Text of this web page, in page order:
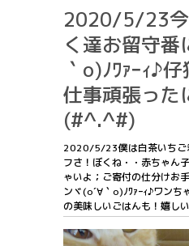
2020/5/23今
く達お留守番
｀o)ﾉﾜｧｰｨ♪
仕事頑張った
(#^.^#)
2020/5/23僕は白茶いちご
フさ！ぼくね・・赤ちゃん
ゃいよ；ご寄付の仕分けお
ンヾ(o´∀｀o)ﾉﾜｧｰｨ♪ワンち
の美味しいごはんも！嬉し